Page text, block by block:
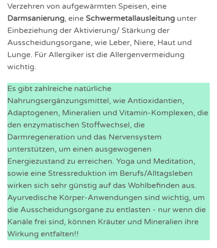
Verzehren von aufgewärmten Speisen, eine
Darmsanierung, eine Schwermetallausleitung unter
Einbeziehung der Aktivierung/ Stärkung der
Ausscheidungsorgane, wie Leber, Niere, Haut und
Lunge. Für Allergiker ist die Allergen­vermeidung
wichtig.
Es gibt zahlreiche natürliche
Nahrungsergänzungsmittel, wie Antioxidantien,
Adaptogenen, Mineralien und Vitamin-Komplexen, die
den enzymatischen Stoffwechsel, die
Darmregeneration und das Nervensystem
unterstützen, um einen ausgewogenen
Energiezustand zu erreichen. Yoga und Meditation,
sowie eine Stressreduktion im Berufs/Alltagsleben
wirken sich sehr günstig auf das Wohlbefinden aus.
Ayurvedische Körper-Anwendungen sind wichtig, um
die Ausscheidungsorgane zu entlasten - nur wenn die
Kanäle frei sind, können Kräuter und Mineralien ihre
Wirkung entfalten!!